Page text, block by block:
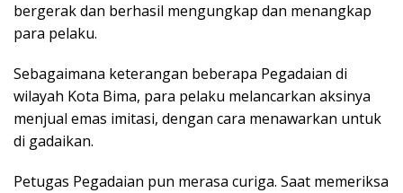
bergerak dan berhasil mengungkap dan menangkap
para pelaku.
Sebagaimana keterangan beberapa Pegadaian di
wilayah Kota Bima, para pelaku melancarkan aksinya
menjual emas imitasi, dengan cara menawarkan untuk
di gadaikan.
Petugas Pegadaian pun merasa curiga. Saat memeriksa